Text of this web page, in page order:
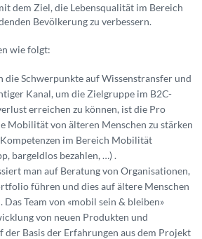
dem Ziel, die Lebensqualität im Bereich
Bevölkerung zu verbessern.
wie folgt:
die Schwerpunkte auf Wissenstransfer und
Kanal, um die Zielgruppe im B2C-
erreichen zu können, ist die Pro
Mobilität von älteren Menschen zu stärken
im Bereich Mobilität
bargeldlos bezahlen, …) .
man auf Beratung von Organisationen,
führen und dies auf ältere Menschen
Team von «mobil sein & bleiben»
von neuen Produkten und
der Basis der Erfahrungen aus dem Projekt